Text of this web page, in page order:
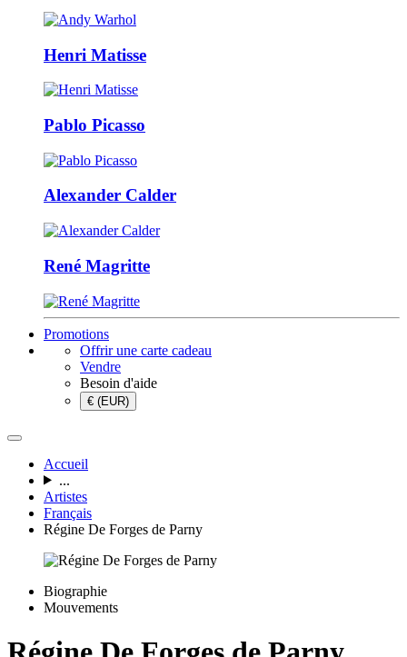
Henri Matisse
Pablo Picasso
Alexander Calder
René Magritte
Promotions
Offrir une carte cadeau
Vendre
Besoin d'aide
€ (EUR)
Accueil
...
Artistes
Français
Régine De Forges de Parny
Biographie
Mouvements